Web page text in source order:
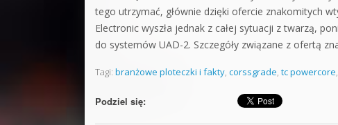
tego utrzymać, głównie dzięki ofercie znakomitych
Electronic wyszła jednak z całej sytuacji z twarzą,
do systemów UAD-2. Szczegóły związane z ofertą
Tagi: branżowe ploteczki i fakty, corssgrade, tc powercore,
Podziel się: